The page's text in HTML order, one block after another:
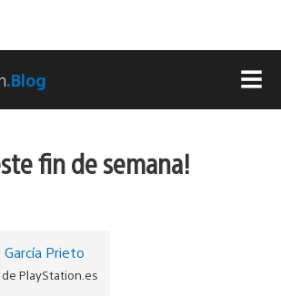
.Blog
fin de semana!
García Prieto
PlayStation.es